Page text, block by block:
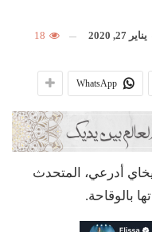
يناير 27, 2020
WhatsApp
أدرعي، المتحدث
بالوقاحة.